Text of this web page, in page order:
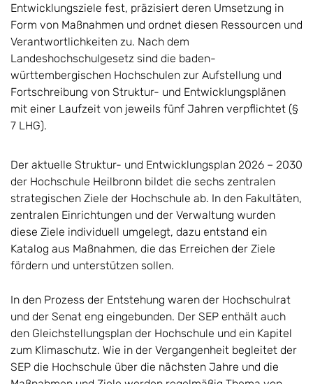
Entwicklungsziele fest, präzisiert deren Umsetzung in
Form von Maßnahmen und ordnet diesen Ressourcen und
Verantwortlichkeiten zu. Nach dem
Landeshochschulgesetz sind die baden-
württembergischen Hochschulen zur Aufstellung und
Fortschreibung von Struktur- und Entwicklungsplänen
mit einer Laufzeit von jeweils fünf Jahren verpflichtet (§
7 LHG).
Der aktuelle Struktur- und Entwicklungsplan 2026 – 2030
der Hochschule Heilbronn bildet die sechs zentralen
strategischen Ziele der Hochschule ab. In den Fakultäten,
zentralen Einrichtungen und der Verwaltung wurden
diese Ziele individuell umgelegt, dazu entstand ein
Katalog aus Maßnahmen, die das Erreichen der Ziele
fördern und unterstützen sollen.
In den Prozess der Entstehung waren der Hochschulrat
und der Senat eng eingebunden. Der SEP enthält auch
den Gleichstellungsplan der Hochschule und ein Kapitel
zum Klimaschutz. Wie in der Vergangenheit begleitet der
SEP die Hochschule über die nächsten Jahre und die